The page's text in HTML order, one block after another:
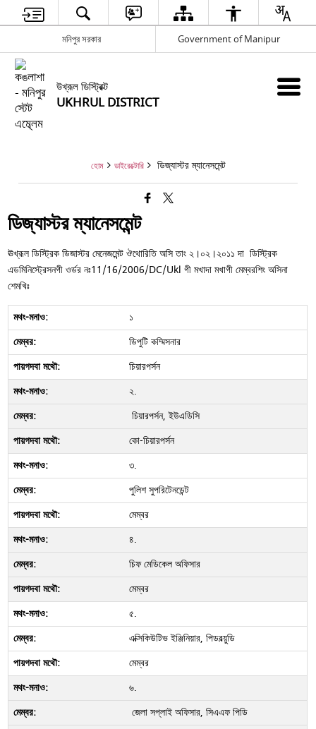
মনিপুর সরকার Government of Manipur
উখ্রূল ডিস্ট্রিক্ট
UKHRUL DISTRICT
হোম ডাইরেক্টোরি ডিজ্যাস্টর ম্যানেসমেন্ট
ডিজ্যাস্টর ম্যানেসমেন্ট
ঊখ্রূল ডিস্ট্রিক ডিজাস্টর মেনেজমেন্ট ঔথোরিতি অসি তাং ২।০২।২০১১ দা ডিস্ট্রিক
এডমিনিস্ট্রেসনগী ওর্ডর নঃ11/16/2006/DC/Ukl গী মখাদা মখাগী মেম্বরশিং অসিনা
শেমখিঃ
১
ডিপুটি কম্মিসনার
চিয়ারপর্সন
২.
চিয়ারপর্সন, ইউএডিসি
কো-চিয়ারপর্সন
৩.
পুলিশ সুপরিটেনডেন্ট
মেম্বর
৪.
চিফ মেডিকেল অফিসার
মেম্বর
৫.
এক্সিকিউটিভ ইঞ্জিনিয়ার, পিডবল্য়ুডি
মেম্বর
৬.
জেলা সপ্লাই অফিসার, সিএএফ পিডি